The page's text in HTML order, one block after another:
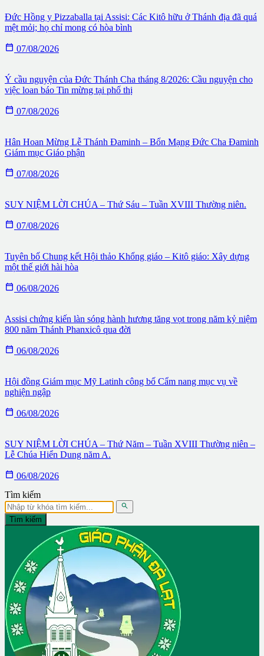
Đức Hồng y Pizzaballa tại Assisi: Các Kitô hữu ở Thánh địa đã quá
mệt mỏi; họ chỉ mong có hòa bình
 07/08/2026
Ý cầu nguyện của Đức Thánh Cha tháng 8/2026: Cầu nguyện cho
việc loan báo Tin mừng tại phố thị
 07/08/2026
Hân Hoan Mừng Lễ Thánh Đaminh – Bổn Mạng Đức Cha Đaminh
Giám mục Giáo phận
 07/08/2026
SUY NIỆM LỜI CHÚA – Thứ Sáu – Tuần XVIII Thường niên.
 07/08/2026
Tuyên bố Chung kết Hội thảo Khổng giáo – Kitô giáo: Xây dựng
một thế giới hài hòa
 06/08/2026
Assisi chứng kiến làn sóng hành hương tăng vọt trong năm kỷ niệm
800 năm Thánh Phanxicô qua đời
 06/08/2026
Hội đồng Giám mục Mỹ Latinh công bố Cẩm nang mục vụ về
nghiện ngập
 06/08/2026
SUY NIỆM LỜI CHÚA – Thứ Năm – Tuần XVIII Thường niên –
Lễ Chúa Hiển Dung năm A.
 06/08/2026
Tìm kiếm

Tìm kiếm